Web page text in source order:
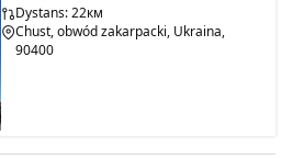
Dystans: 22км
Chust, obwód zakarpacki, Ukraina,
90400